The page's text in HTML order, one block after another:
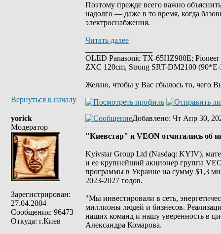
Поэтому прежде всего важно
надолго — даже в то время, когда
электроснабжения.
Читать далее
OLED Panasonic TX-65HZ980E;
ZXC 120cm, Strong SRT-DM2100
Желаю, чтобы у Вас сбылось то, чего
Вернуться к началу
yorick
Модератор
Зарегистрирован:
27.04.2004
Сообщения: 96473
Откуда: г.Киев
Добавлено: Чт Апр 30,
"Киевстар" и VEON отчитались об
Kyivstar Group Ltd (Nasdaq: KYIV),
и ее крупнейший акционер группа
программы в Украине на сумму $1,3
2023-2027 годов.
"Мы инвестировали в сеть,
миллионы людей и бизнесов.
наших команд и нашу уверенность в
Александра Комарова.